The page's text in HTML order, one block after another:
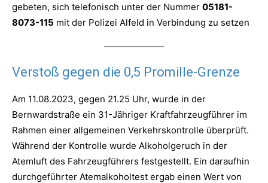
gebeten, sich telefonisch unter der Nummer 05181-
8073-115 mit der Polizei Alfeld in Verbindung zu setzen
Verstoß gegen die 0,5 Promille-Grenze
Am 11.08.2023, gegen 21.25 Uhr, wurde in der
Bernwardstraße ein 31-Jähriger Kraftfahrzeugführer im
Rahmen einer allgemeinen Verkehrskontrolle überprüft.
Während der Kontrolle wurde Alkoholgeruch in der
Atemluft des Fahrzeugführers festgestellt. Ein daraufhin
durchgeführter Atemalkoholtest ergab einen Wert von